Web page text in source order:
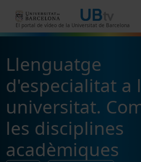
El portal de vídeo de la Universitat de Barcelona
Llenguatge
d'especialitat a
universitat.
les disciplines
acadèmiques